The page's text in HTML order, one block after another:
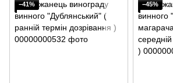
−41% −45%